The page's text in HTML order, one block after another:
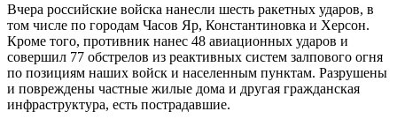
Вчера российские войска нанесли шесть ракетных ударов, в
том числе по городам Часов Яр, Константиновка и Херсон.
Кроме того, противник нанес 48 авиационных ударов и
совершил 77 обстрелов из реактивных систем залпового огня
по позициям наших войск и населенным пунктам. Разрушены
и повреждены частные жилые дома и другая гражданская
инфраструктура, есть пострадавшие.